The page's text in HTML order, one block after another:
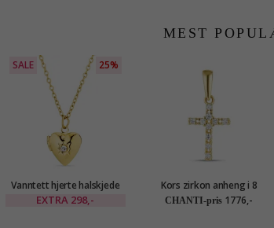
MEST
SALE 25%
Vanntett hjerte halskjede
med anheng i forgylt stål -
EXTRA 298,-
Kors zirkon anheng i 8
karat - Amoré
CHANTI-pris 1776,-